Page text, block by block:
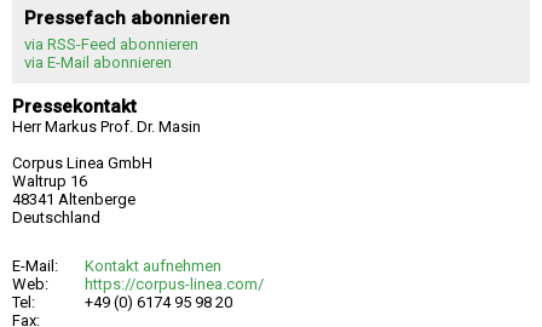
Pressefach abonnieren
via RSS-Feed abonnieren
via E-Mail abonnieren
Pressekontakt
Herr Markus Prof. Dr. Masin
Corpus Linea GmbH
Waltrup 16
48341 Altenberge
Deutschland
E-Mail:
Kontakt aufnehmen
Web:
https://corpus-linea.com/
Tel:
+49 (0) 6174 95 98 20
Fax: